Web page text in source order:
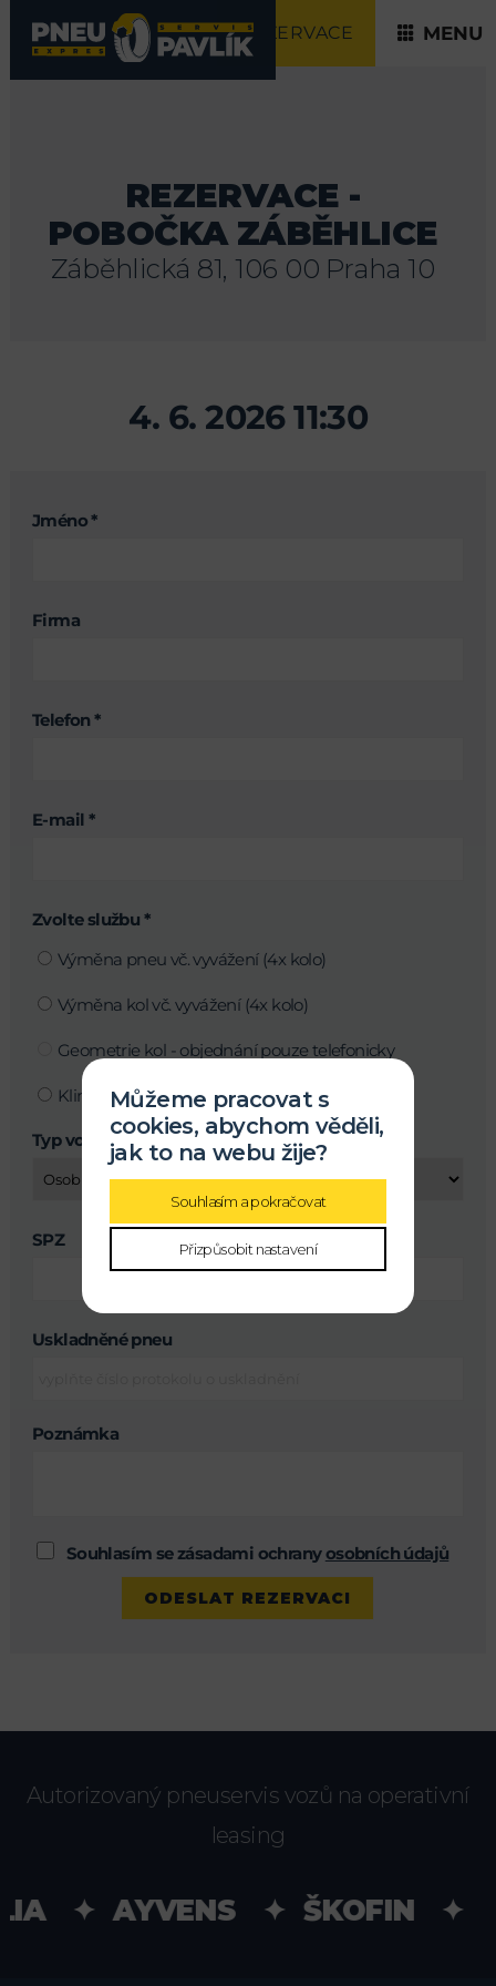
MENU
REZERVACE
REZERVACE -
POBOČKA ZÁBĚHLICE
Záběhlická 81, 106 00 Praha 10
4. 6. 2026 11:30
Jméno *
Firma
Telefon *
E-mail *
Zvolte službu *
Výměna pneu vč. vyvážení (4x kolo)
Výměna kol vč. vyvážení (4x kolo)
Geometrie kol - objednání pouze telefonicky
Klimatizace
Typ vozu
SPZ
Uskladněné pneu
Poznámka
Souhlasím se zásadami ochranyosobních údajů
Autorizovaný pneuservis vozů na operativní
leasing
✦ AYVENS ✦ ŠKOFIN ✦
Můžeme pracovat s
cookies, abychom věděli,
jak to na webu žije?
Souhlasím a pokračovat
Přizpůsobit nastavení